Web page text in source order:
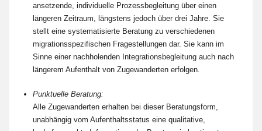
ansetzende, individuelle Prozessbegleitung über einen
längeren Zeitraum, längstens jedoch über drei Jahre. Sie
stellt eine systematisierte Beratung zu verschiedenen
migrationsspezifischen Fragestellungen dar. Sie kann im
Sinne einer nachholenden Integrationsbegleitung auch nach
längerem Aufenthalt von Zugewanderten erfolgen.
Punktuelle Beratung:
Alle Zugewanderten erhalten bei dieser Beratungsform,
unabhängig vom Aufenthaltsstatus eine qualitative,